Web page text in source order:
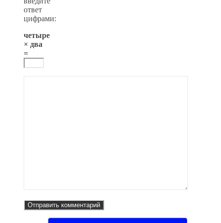
ответ
цифрами:
четыре
× два
=